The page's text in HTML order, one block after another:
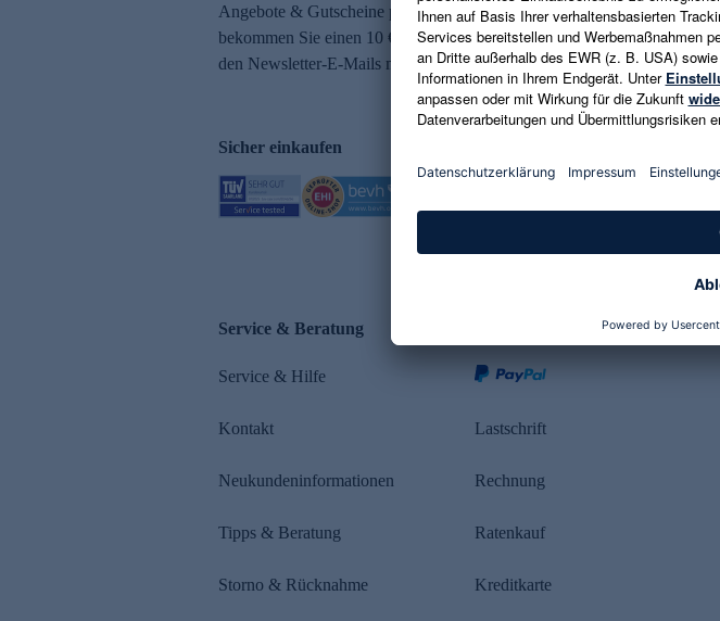
Angebote & Gutscheine per E-Mail erhalten. Als Dankeschön
bekommen Sie einen 10 € Gutschein. Eine Abmeldung ist jederzeit in
den Newsletter-E-Mails möglich.
Sicher einkaufen
Service & Beratung
Service & Hilfe
Kontakt
Neukundeninformationen
Tipps & Beratung
Storno & Rücknahme
Lastschrift
Rechnung
Ratenkauf
Kreditkarte